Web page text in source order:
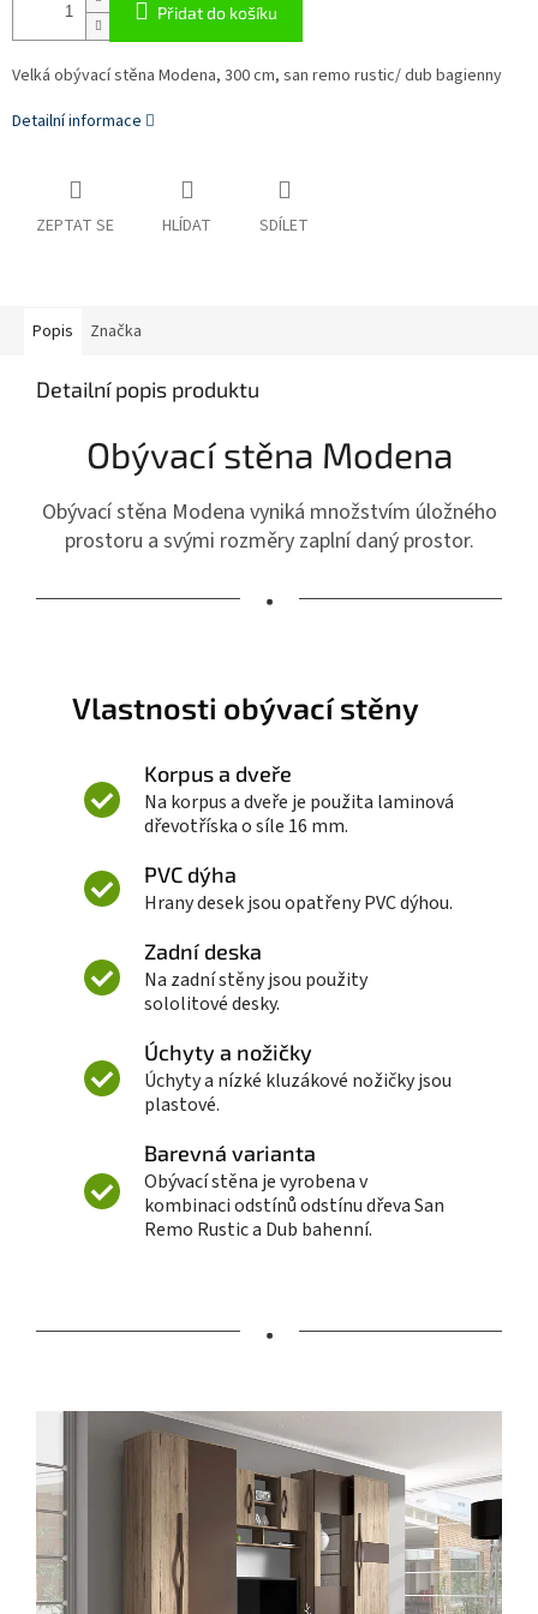
Přidat do košíku
Velká obývací stěna Modena, 300 cm, san remo rustic/ dub bagienny
Detailní informace
ZEPTAT SE HLÍDAT SDÍLET
Popis Značka
Detailní popis produktu
Obývací stěna Modena
Obývací stěna Modena vyniká množstvím úložného
prostoru a svými rozměry zaplní daný prostor.
•
Vlastnosti obývací stěny
Korpus a dveře
Na korpus a dveře je použita laminová
dřevotříska o síle 16 mm.
PVC dýha
Hrany desek jsou opatřeny PVC dýhou.
Zadní deska
Na zadní stěny jsou použity
sololitové desky.
Úchyty a nožičky
Úchyty a nízké kluzákové nožičky jsou
plastové.
Barevná varianta
Obývací stěna je vyrobena v
kombinaci odstínů odstínu dřeva San
Remo Rustic a Dub bahenní.
•